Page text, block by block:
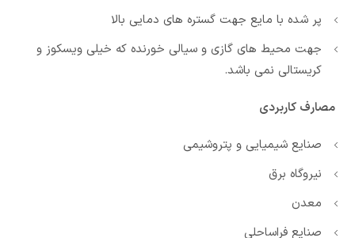
پر شده با مایع جهت گستره های دمایی بالا
جهت محیط های گازی و سیالی خورنده که خیلی ویسکوز و
کریستالی نمی باشد.
مصارف کاربردی
صنایع شیمیایی و پتروشیمی
نیروگاه برق
معدن
صنایع فراساحلی